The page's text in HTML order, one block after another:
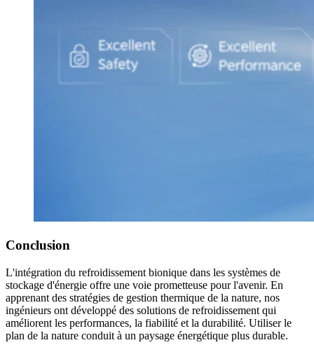
Conclusion
L'intégration du refroidissement bionique dans les systèmes de
stockage d'énergie offre une voie prometteuse pour l'avenir. En
apprenant des stratégies de gestion thermique de la nature, nos
ingénieurs ont développé des solutions de refroidissement qui
améliorent les performances, la fiabilité et la durabilité. Utiliser le
plan de la nature conduit à un paysage énergétique plus durable.